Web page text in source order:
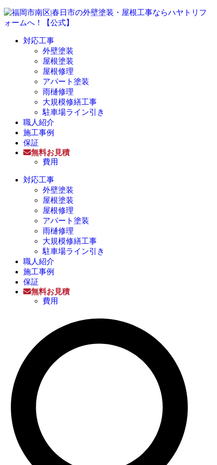
対応工事
外壁塗装
屋根塗装
屋根修理
アパート塗装
雨樋修理
大規模修繕工事
駐車場ライン引き
職人紹介
施工事例
保証
無料お見積
費用
対応工事
外壁塗装
屋根塗装
屋根修理
アパート塗装
雨樋修理
大規模修繕工事
駐車場ライン引き
職人紹介
施工事例
保証
無料お見積
費用